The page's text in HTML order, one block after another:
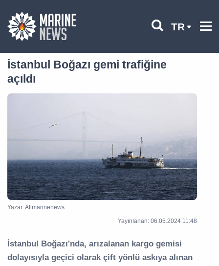
TR
İstanbul Boğazı gemi trafiğine
açıldı
Yazar: Allmarinenews
Yayınlanan: 06.05.2024 11:48
İstanbul Boğazı'nda, arızalanan kargo gemisi
dolayısıyla geçici olarak çift yönlü askıya alınan